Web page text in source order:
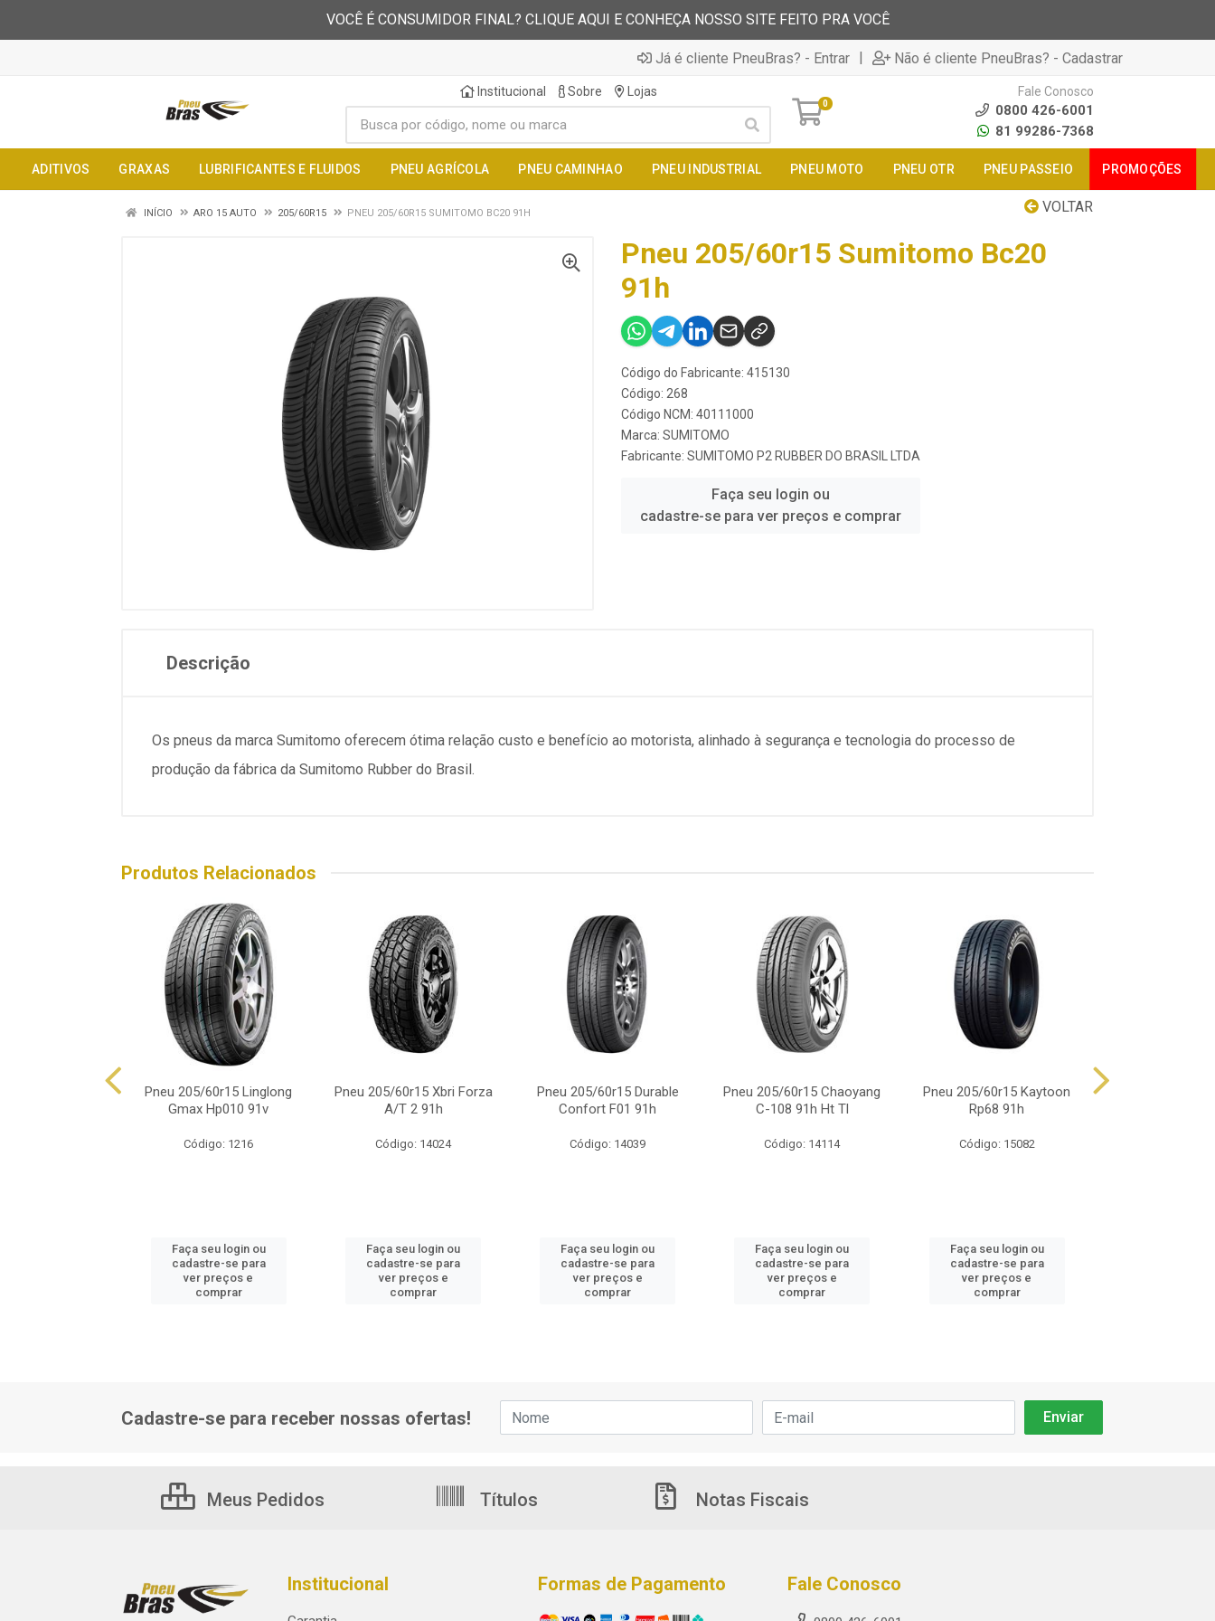
VOCÊ É CONSUMIDOR FINAL? CLIQUE AQUI E CONHEÇA NOSSO SITE FEITO PRA VOCÊ
Já é cliente PneuBras? - Entrar | Não é cliente PneuBras? - Cadastrar
Institucional Sobre Lojas
0
Fale Conosco
0800 426-6001
81 99286-7368
ADITIVOS GRAXAS LUBRIFICANTES E FLUIDOS PNEU AGRÍCOLA PNEU CAMINHAO PNEU INDUSTRIAL PNEU MOTO PNEU OTR PNEU PASSEIO PROMOÇÕES
VOLTAR
INÍCIO ARO 15 AUTO 205/60R15 PNEU 205/60R15 SUMITOMO BC20 91H
Pneu 205/60r15 Sumitomo Bc20
91h
Código do Fabricante: 415130
Código: 268
Código NCM: 40111000
Marca: SUMITOMO
Fabricante: SUMITOMO P2 RUBBER DO BRASIL LTDA
Faça seu login ou
cadastre-se para ver preços e comprar
Descrição
Os pneus da marca Sumitomo oferecem ótima relação custo e benefício ao motorista, alinhado à segurança e tecnologia do processo de
produção da fábrica da Sumitomo Rubber do Brasil.
Produtos Relacionados
Pneu 205/60r15 Linglong
Gmax Hp010 91v
Código: 1216
Faça seu login ou
cadastre-se para
ver preços e
comprar
Pneu 205/60r15 Xbri Forza
A/T 2 91h
Código: 14024
Faça seu login ou
cadastre-se para
ver preços e
comprar
Pneu 205/60r15 Durable
Confort F01 91h
Código: 14039
Faça seu login ou
cadastre-se para
ver preços e
comprar
Pneu 205/60r15 Chaoyang
C-108 91h Ht Tl
Código: 14114
Faça seu login ou
cadastre-se para
ver preços e
comprar
Pneu 205/60r15 Kaytoon
Rp68 91h
Código: 15082
Faça seu login ou
cadastre-se para
ver preços e
comprar
Cadastre-se para receber nossas ofertas!
Meus Pedidos Títulos Notas Fiscais
Institucional Formas de Pagamento Fale Conosco